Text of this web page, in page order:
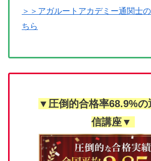
＞＞アガルートアカデミー通関士
ちら
▼圧倒的合格率68.9%の
信講座▼